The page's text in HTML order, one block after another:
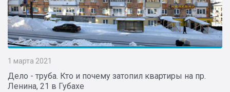
1 марта 2021
Дело - труба. Кто и почему затопил квартиры на пр.
Ленина, 21 в Губахе